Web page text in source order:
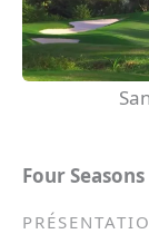
Four